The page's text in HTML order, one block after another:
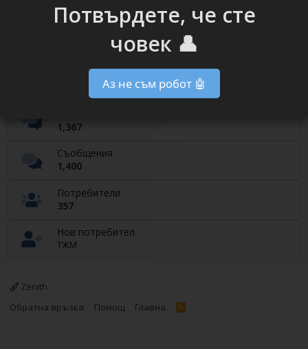
Потвърдете, че сте
човек 👤
Аз не съм робот 🤖
2010г. - 2026г. )
Currently on our website
User Active Потребители онлайн
1,367
Съобщения
1,400
Потребители
357
Нов потребител
ТЖМ
Zenith
Обратна връзка
Помощ Главна